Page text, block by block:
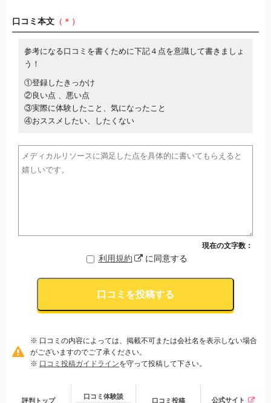
口コミ本文 （＊）
参考になる口コミを書くために下記４点を意識して書きましょ
う！
①登録したきっかけ
②良い点 、悪い点
③実際に体験したこと、気になったこと
④おススメしたい、したくない
現在の文字数：
利用規約 に同意する
口コミを投稿する
※ 口コミの内容によっては、掲載不可または会社名を表示しない場合
がございますのでご了承ください。
※ 口コミ投稿ガイドラインを守って投稿して下さい。
評判トップ
口コミ体験談
口コミ 投稿 公式サイト